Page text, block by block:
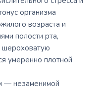
организма
возраста и
полости рта,
шероховатую
умеренно плотной
— незаменимой